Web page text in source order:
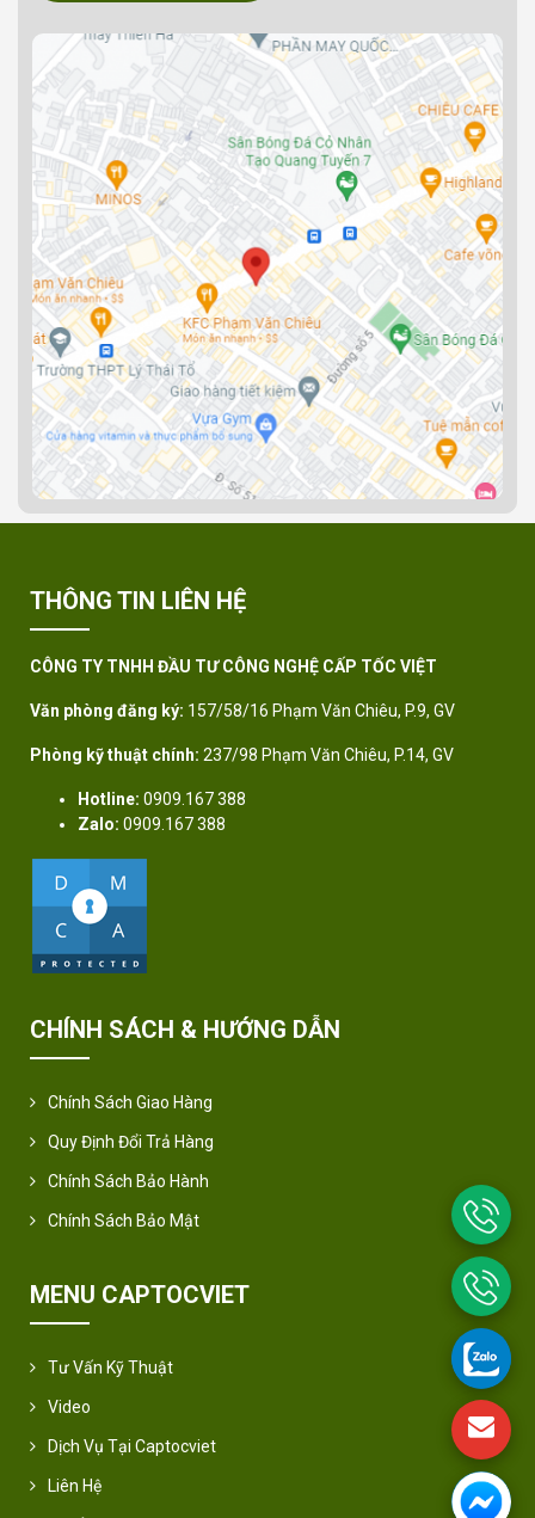
THÔNG TIN LIÊN HỆ
CÔNG TY TNHH ĐẦU TƯ CÔNG NGHỆ CẤP TỐC VIỆT
Văn phòng đăng ký: 157/58/16 Phạm Văn Chiêu, P.9, GV
Phòng kỹ thuật chính: 237/98 Phạm Văn Chiêu, P.14, GV
Hotline: 0909.167 388
Zalo: 0909.167 388
CHÍNH SÁCH & HƯỚNG DẪN
Chính Sách Giao Hàng
Quy Định Đổi Trả Hàng
Chính Sách Bảo Hành
Chính Sách Bảo Mật
MENU CAPTOCVIET
Tư Vấn Kỹ Thuật
Video
Dịch Vụ Tại Captocviet
Liên Hệ